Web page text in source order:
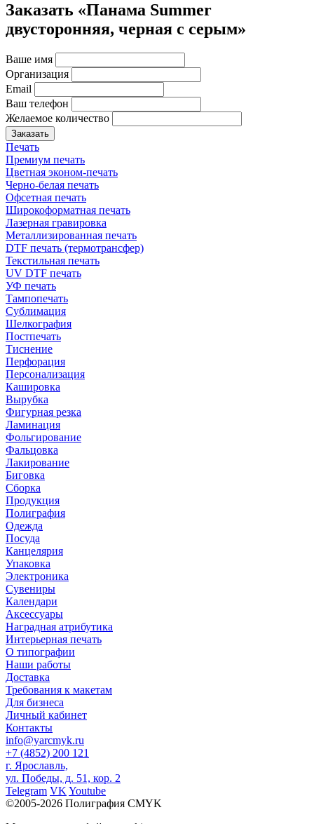
Заказать «Панама Summer
двусторонняя, черная с серым»
Ваше имя
Организация
Email
Ваш телефон
Желаемое количество
Заказать
Печать
Премиум печать
Цветная эконом-печать
Черно-белая печать
Офсетная печать
Широкоформатная печать
Лазерная гравировка
Металлизированная печать
DTF печать (термотрансфер)
Текстильная печать
UV DTF печать
УФ печать
Тампопечать
Сублимация
Шелкография
Постпечать
Тиснение
Перфорация
Персонализация
Кашировка
Вырубка
Фигурная резка
Ламинация
Фольгирование
Фальцовка
Лакирование
Биговка
Сборка
Продукция
Полиграфия
Одежда
Посуда
Канцелярия
Упаковка
Электроника
Сувениры
Календари
Аксессуары
Наградная атрибутика
Интерьерная печать
О типографии
Наши работы
Доставка
Требования к макетам
Для бизнеса
Личный кабинет
Контакты
info@yarcmyk.ru
+7 (4852) 200 121
г. Ярославль,
ул. Победы, д. 51, кор. 2
Telegram VK Youtube
©2005-2026 Полиграфия CMYK